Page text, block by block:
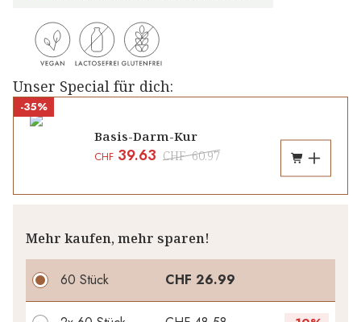
Unser Special für dich:
-35%
Basis-Darm-Kur
CHF 39.63 CHF 60.97
Mehr kaufen, mehr sparen!
60 Stück CHF 26.99